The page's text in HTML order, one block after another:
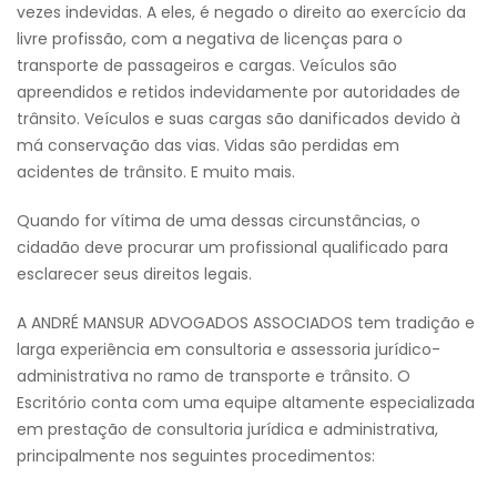
vezes indevidas. A eles, é negado o direito ao exercício da
livre profissão, com a negativa de licenças para o
transporte de passageiros e cargas. Veículos são
apreendidos e retidos indevidamente por autoridades de
trânsito. Veículos e suas cargas são danificados devido à
má conservação das vias. Vidas são perdidas em
acidentes de trânsito. E muito mais.
Quando for vítima de uma dessas circunstâncias, o
cidadão deve procurar um profissional qualificado para
esclarecer seus direitos legais.
A ANDRÉ MANSUR ADVOGADOS ASSOCIADOS tem tradição e
larga experiência em consultoria e assessoria jurídico-
administrativa no ramo de transporte e trânsito. O
Escritório conta com uma equipe altamente especializada
em prestação de consultoria jurídica e administrativa,
principalmente nos seguintes procedimentos: